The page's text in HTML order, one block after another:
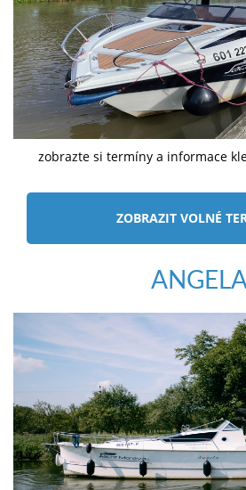
zobrazte si termíny a informace
ZOBRAZIT VOLNÉ